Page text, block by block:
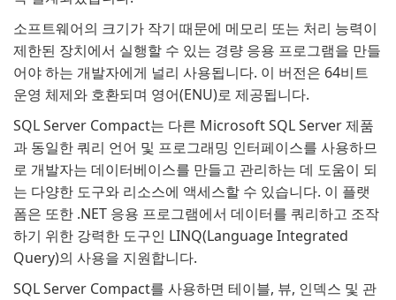
소프트웨어의 크기가 작기 때문에 메모리 또는 처리 능력이
제한된 장치에서 실행할 수 있는 경량 응용 프로그램을 만들
어야 하는 개발자에게 널리 사용됩니다. 이 버전은 64비트
운영 체제와 호환되며 영어(ENU)로 제공됩니다.
SQL Server Compact는 다른 Microsoft SQL Server 제품
과 동일한 쿼리 언어 및 프로그래밍 인터페이스를 사용하므
로 개발자는 데이터베이스를 만들고 관리하는 데 도움이 되
는 다양한 도구와 리소스에 액세스할 수 있습니다. 이 플랫
폼은 또한 .NET 응용 프로그램에서 데이터를 쿼리하고 조작
하기 위한 강력한 도구인 LINQ(Language Integrated
Query)의 사용을 지원합니다.
SQL Server Compact를 사용하면 테이블, 뷰, 인덱스 및 관